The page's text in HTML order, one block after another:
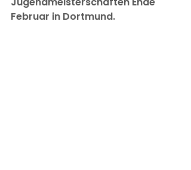
Februar in Dortmund.